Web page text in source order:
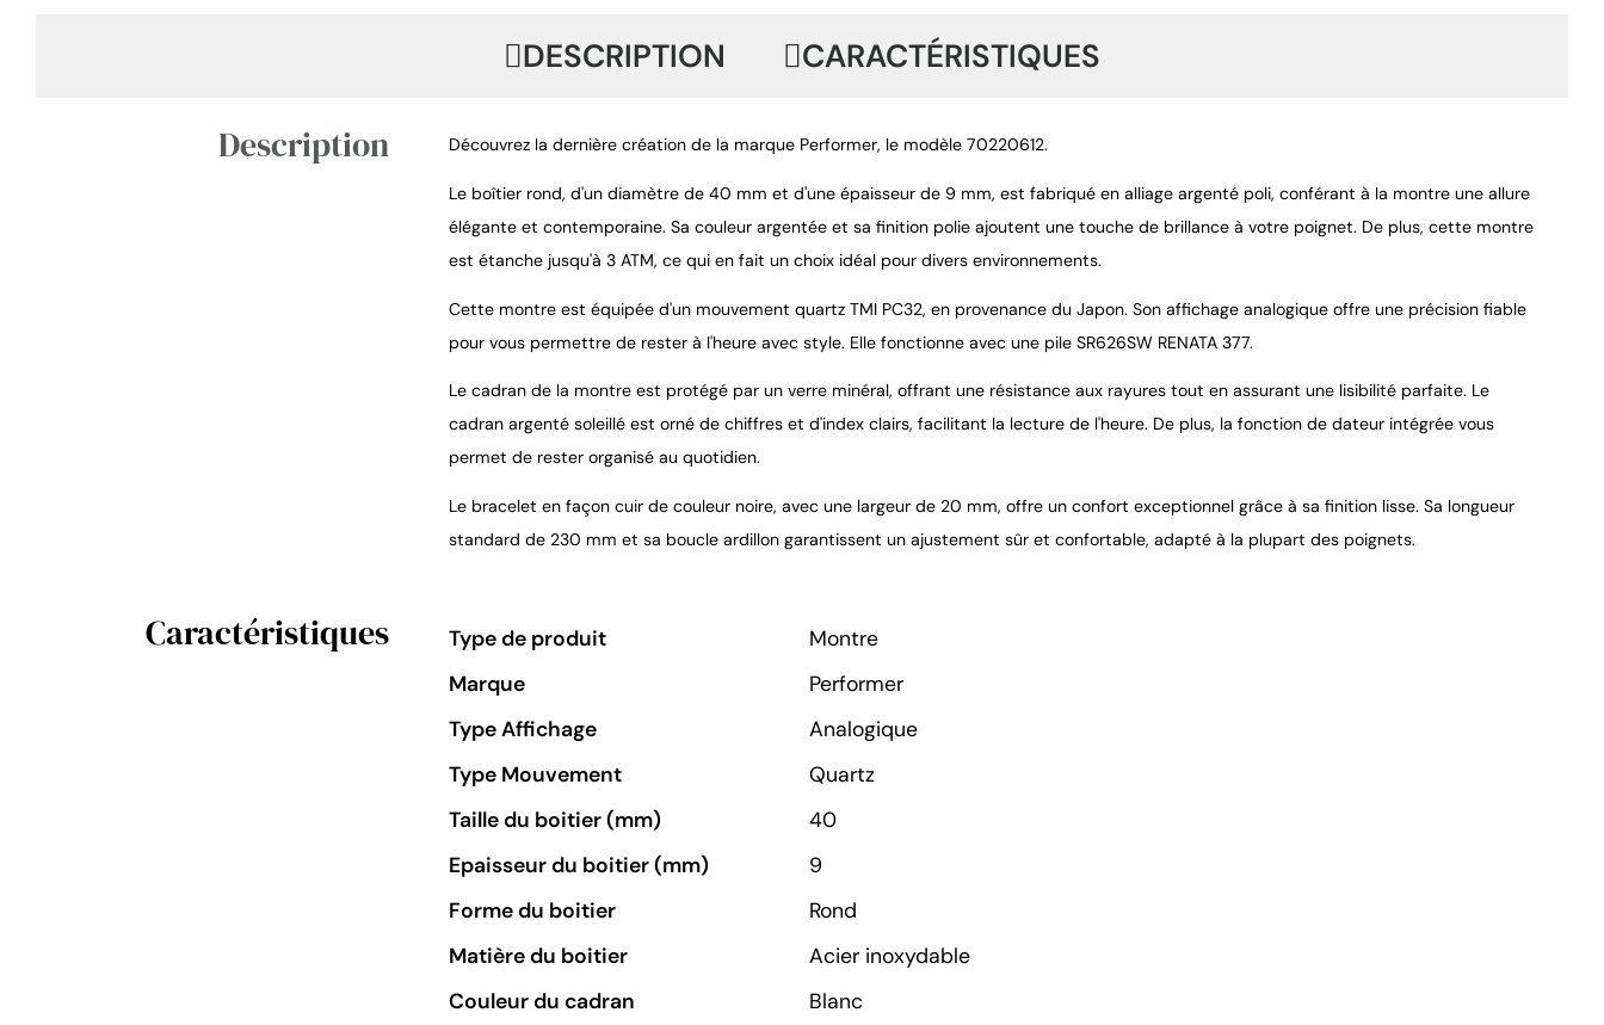
DESCRIPTION CARACTÉRISTIQUES
Description Découvrez la dernière création de la marque Performer, le modèle 70220612.
Le boîtier rond, d'un diamètre de 40 mm et d'une épaisseur de 9 mm, est fabriqué en alliage argenté poli, conférant à la montre une allure
élégante et contemporaine. Sa couleur argentée et sa finition polie ajoutent une touche de brillance à votre poignet. De plus, cette montre
est étanche jusqu'à 3 ATM, ce qui en fait un choix idéal pour divers environnements.
Cette montre est équipée d'un mouvement quartz TMI PC32, en provenance du Japon. Son affichage analogique offre une précision fiable
pour vous permettre de rester à l'heure avec style. Elle fonctionne avec une pile SR626SW RENATA 377.
Le cadran de la montre est protégé par un verre minéral, offrant une résistance aux rayures tout en assurant une lisibilité parfaite. Le
cadran argenté soleillé est orné de chiffres et d'index clairs, facilitant la lecture de l'heure. De plus, la fonction de dateur intégrée vous
permet de rester organisé au quotidien.
Le bracelet en façon cuir de couleur noire, avec une largeur de 20 mm, offre un confort exceptionnel grâce à sa finition lisse. Sa longueur
standard de 230 mm et sa boucle ardillon garantissent un ajustement sûr et confortable, adapté à la plupart des poignets.
Caractéristiques Type de produit
Montre
Marque
Performer
Type Affichage
Analogique
Type Mouvement
Quartz
Taille du boitier (mm)
40
Epaisseur du boitier (mm)
9
Forme du boitier
Rond
Matière du boitier
Acier inoxydable
Couleur du cadran
Blanc